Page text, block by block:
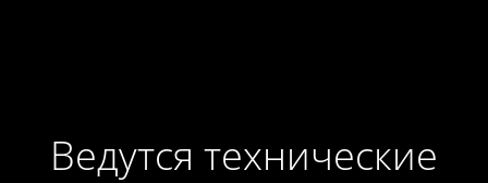
Ведутся технические